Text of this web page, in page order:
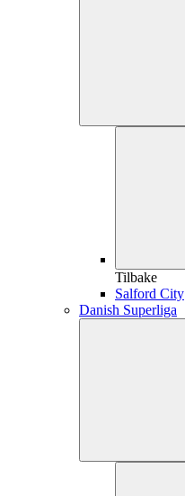
Tilbake
Salford City
Danish Superliga